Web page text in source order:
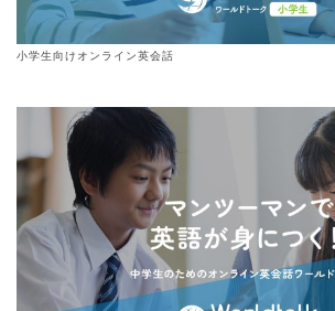
小学生向けオンライン英会話